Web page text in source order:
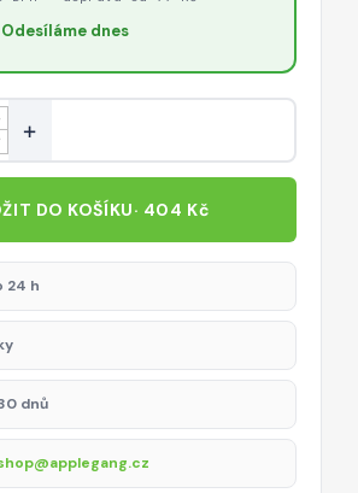
Odesíláme dnes
+
DO KOŠÍKU· 404 Kč
24 h
dnů